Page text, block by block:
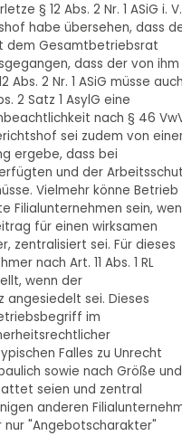
§ 12 Abs. 2 Nr. 1 ASiG i.
habe übersehen, dass
dem Gesamtbetriebsrat
dass der von ihm
2 Nr. 1 ASiG müsse auch
2 Satz 1 AsylG eine
nach § 46
sei zudem von
ergebe, dass bei
und der
Vielmehr könne Betrieb
Filialunternehmen sein,
für einen wirksamen
zentralisiert sei. Für dieses
nach Art. 11 Abs. 1 RL
wenn der
sei. Dieses
im
Falles zu Unrecht
sowie nach Größe und
seien und zentral
anderen
"Angebotscharakter"